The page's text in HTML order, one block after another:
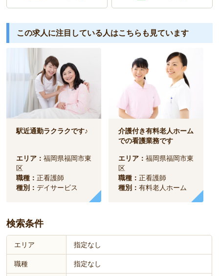
この求人に注目している人はこちらも見ています
駅近通勤ラクラクです♪
エリア：福岡県福岡市東
区
職種：正看護師
種別：デイサービス
介護付き有料老人ホーム
での看護業務です
エリア：福岡県福岡市東
区
職種：正看護師
種別：有料老人ホーム
検索条件
エリア 指定なし
職種 指定なし